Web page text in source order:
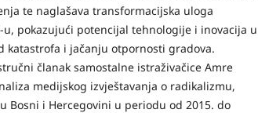
te naglašava transformacijska uloga
u, pokazujući potencijal tehnologije i inovacija u
katastrofa i jačanju otpornosti gradova.
članak samostalne istraživačice Amre
medijskog izvještavanja o radikalizmu,
Bosni i Hercegovini u periodu od 2015. do